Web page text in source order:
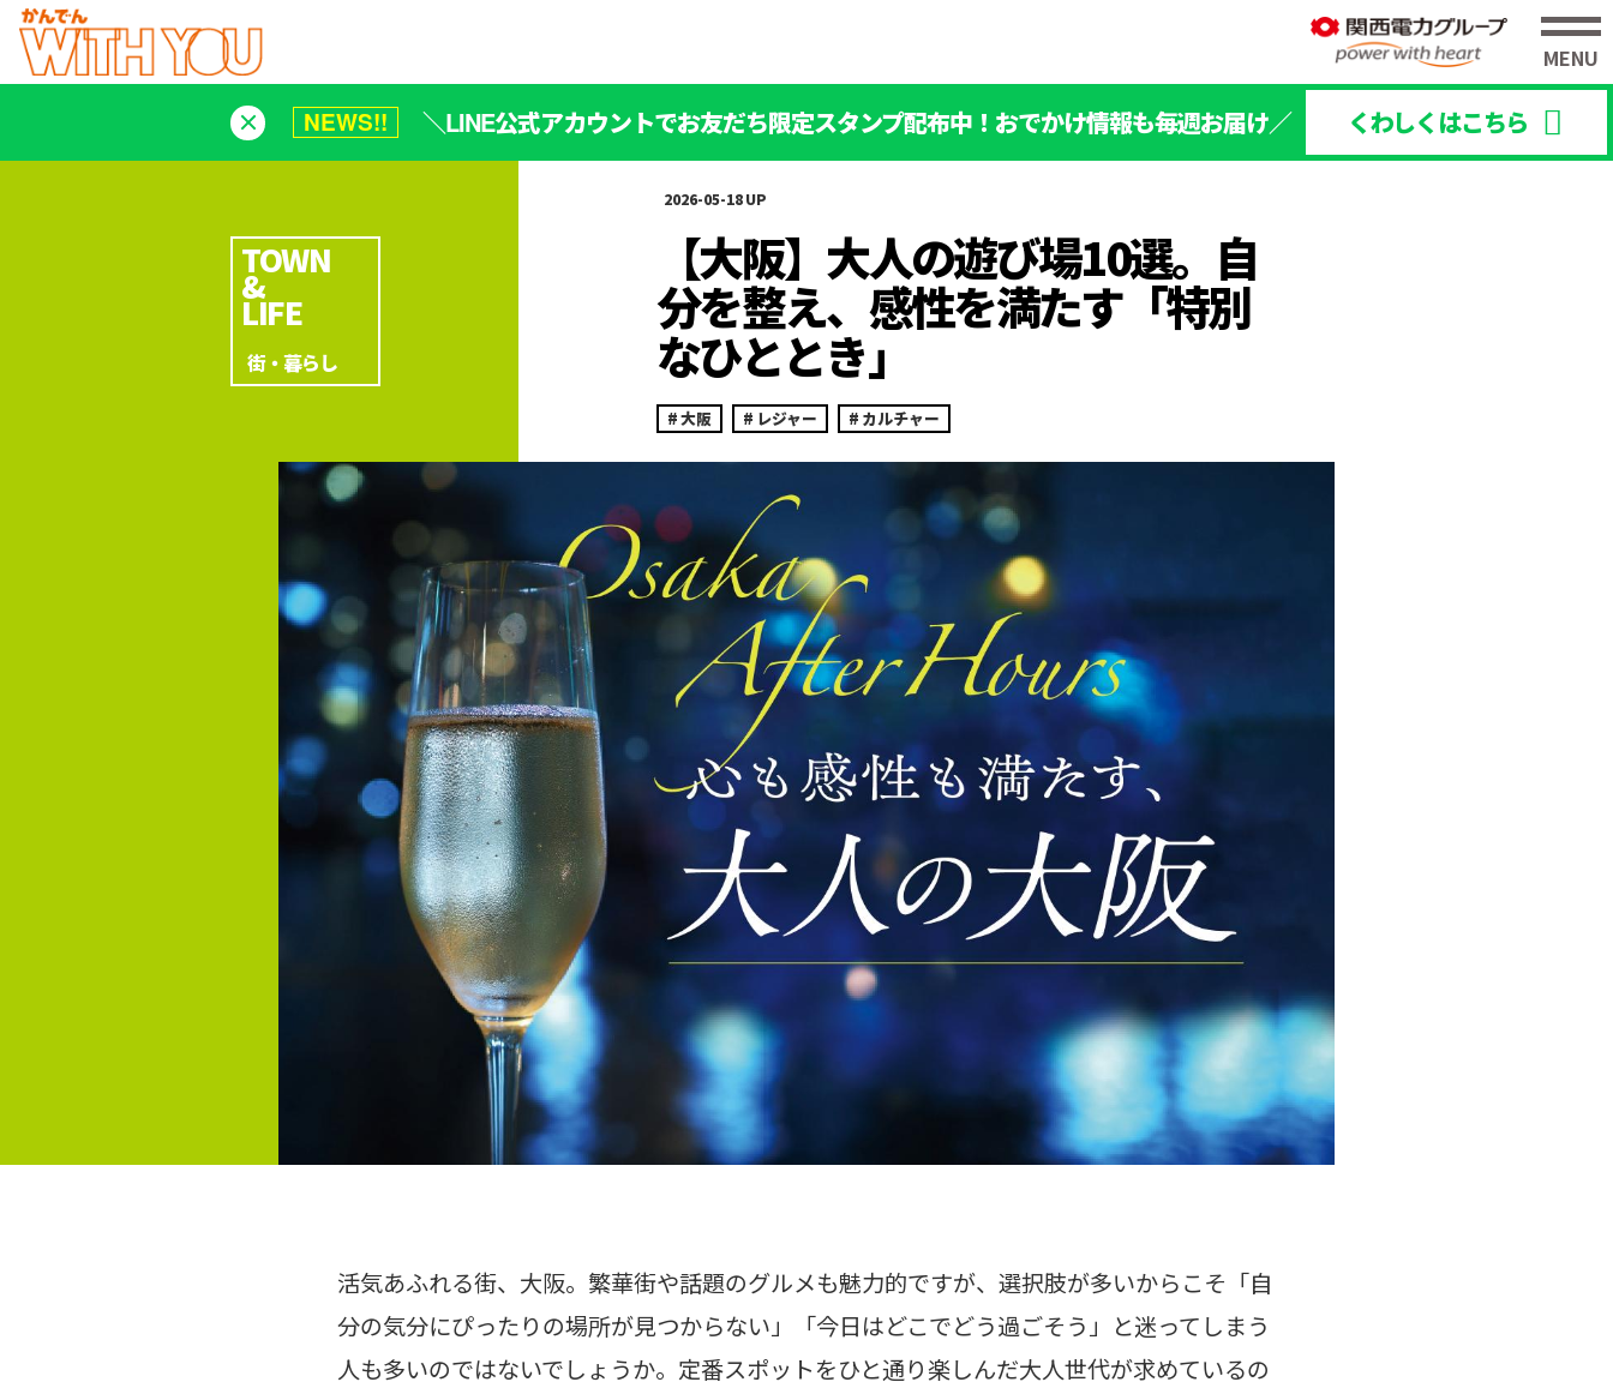
NEWS!! ＼LINE公式アカウントでお友だち限定スタンプ配布中！おでかけ情報も毎週お届け／ くわしくはこちら
2026-05-18
【大阪】大人の遊び場10選。自
分を整え、感性を満たす「特別
なひととき」
大阪 レジャー カルチャー
活気あふれる街、大阪。繁華街や話題のグルメも魅力的ですが、選択肢が多いからこそ「自
分の気分にぴったりの場所が見つからない」「今日はどこでどう過ごそう」と迷ってしまう
人も多いのではないでしょうか。定番スポットをひと通り楽しんだ大人世代が求めているの